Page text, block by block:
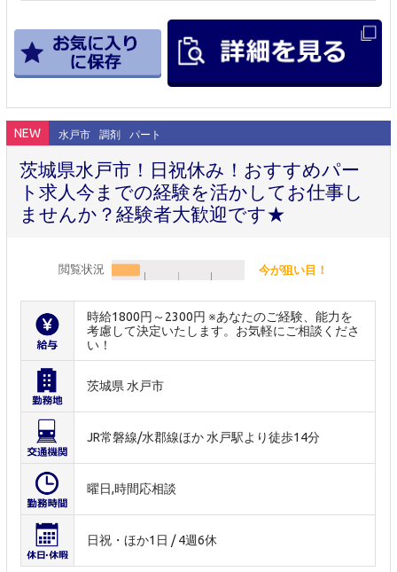
NEW 水戸市 調剤 パート
茨城県水戸市！日祝休み！おすすめパー
ト求人今までの経験を活かしてお仕事し
ませんか？経験者大歓迎です★
閲覧状況 今が狙い目！
時給1800円～2300円 ※あなたのご経験、能力を
考慮して決定いたします。お気軽にご相談くださ
い！
茨城県 水戸市
JR常磐線/水郡線ほか 水戸駅より徒歩14分
曜日,時間応相談
日祝・ほか1日 / 4週6休